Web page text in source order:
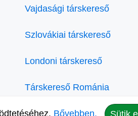
Vajdasági társkereső
Szlovákiai társkereső
Londoni társkereső
Társkereső Románia
MagazinBővebben. Sütik